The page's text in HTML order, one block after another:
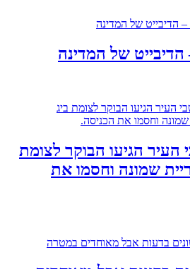
הדיבייט של המדינה
הגיעו הבוקר לצומת
שמונה וחסמו את